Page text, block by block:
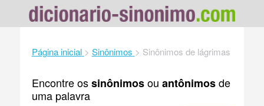
Página inicial > Sinônimos > Sinônimos de lágrimas
Encontre ossinônimosou antônimosde
uma palavra